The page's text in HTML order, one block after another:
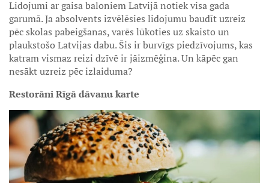
Lidojumi ar gaisa baloniem Latvijā notiek visa gada
garumā. Ja absolvents izvēlēsies lidojumu baudīt uzreiz
pēc skolas pabeigšanas, varēs lūkoties uz skaisto un
plaukstošo Latvijas dabu. Šis ir burvīgs piedzīvojums, kas
katram vismaz reizi dzīvē ir jāizmēģina. Un kāpēc gan
nesākt uzreiz pēc izlaiduma?
Restorāni Rīgā dāvanu karte